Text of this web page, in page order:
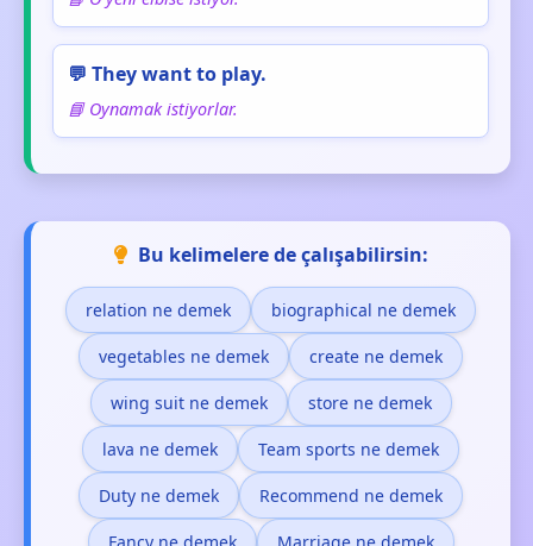
💬 They want to play.
📘 Oynamak istiyorlar.
Bu kelimelere de çalışabilirsin:
relation ne demek biographical ne demek
vegetables ne demek create ne demek
wing suit ne demek store ne demek
lava ne demek Team sports ne demek
Duty ne demek Recommend ne demek